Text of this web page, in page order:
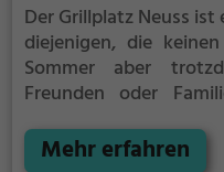
Der Grillplatz Neuss
diejenigen, die
Sommer aber
Freunden oder
Holzkohle.
Mehr erfahren